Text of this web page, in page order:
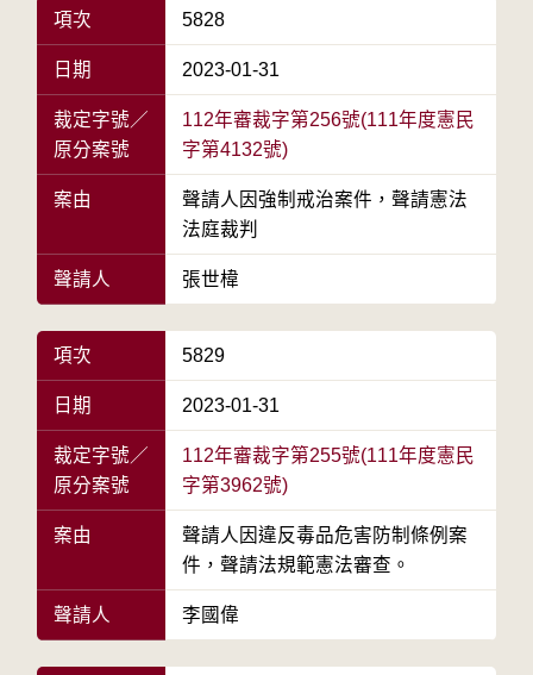
項次 5828
日期 2023-01-31
裁定字號／
原分案號
112年審裁字第256號(111年度憲民
字第4132號)
案由
聲請人因強制戒治案件，聲請憲法
法庭裁判
聲請人 張世椲
項次 5829
日期 2023-01-31
裁定字號／
原分案號
112年審裁字第255號(111年度憲民
字第3962號)
案由
聲請人因違反毒品危害防制條例案
件，聲請法規範憲法審查。
聲請人 李國偉